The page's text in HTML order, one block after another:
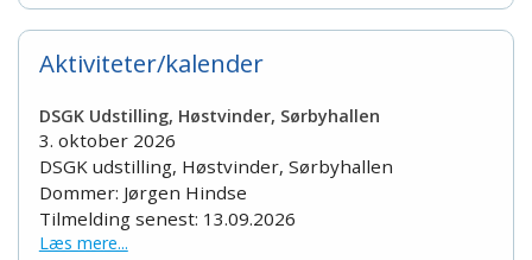
Aktiviteter/kalender
DSGK Udstilling, Høstvinder, Sørbyhallen
3. oktober 2026
DSGK udstilling, Høstvinder, Sørbyhallen
Dommer: Jørgen Hindse
Tilmelding senest: 13.09.2026
Læs mere...